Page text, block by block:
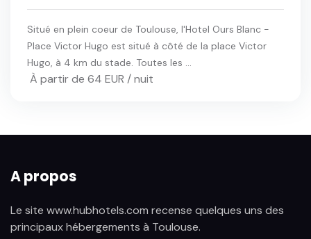
Situé en plein coeur de Toulouse, l'Hotel Ours Blanc -
Place Victor Hugo est situé à côté de la place Victor
Hugo, à 4 km du stade. Toutes les ...
À partir de 64 EUR / nuit
A propos
Le site www.hubhotels.com recense quelques uns des
principaux hébergements à Toulouse.